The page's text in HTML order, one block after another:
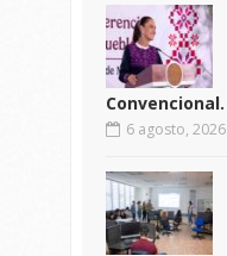
Convencional.
6 agosto, 2026